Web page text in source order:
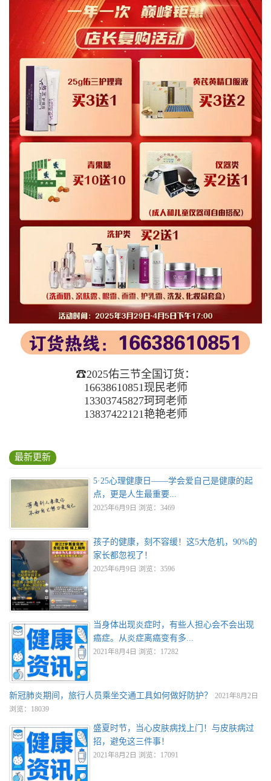
☎2025佑三节全国订货：
16638610851现民老师
13303745827珂珂老师
13837422121艳艳老师
最新更新
5·25心理健康日——学会爱自己是健康的起
点，更是人生最重要...
2025年6月9日 浏览：3469
孩子的健康，刻不容缓！这5大危机，90%的
家长都忽视了！
2025年6月9日 浏览：3596
当身体出现炎症时，有些人担心会不会出现
癌症。从炎症离癌变有多...
2021年8月4日 浏览：17282
新冠肺炎期间，旅行人员乘坐交通工具如何做好防护？
2021年8月2日
浏览：18039
盛夏时节，当心皮肤病找上门！与皮肤病过
招，避免这三件事！
2021年8月2日 浏览：17091